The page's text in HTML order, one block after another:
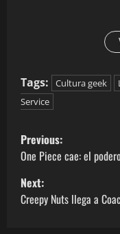
Tags: Cultura geek
Service
Previous:
One Piece cae: el
Next:
Creepy Nuts llega a